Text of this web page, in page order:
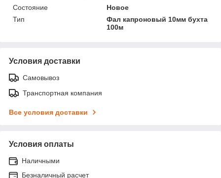
Состояние
Новое
Тип
Фал капроновый 10мм бухта
100м
Условия доставки
Самовывоз
Транспортная компания
Все условия доставки
Условия оплаты
Наличными
Безналичный расчет